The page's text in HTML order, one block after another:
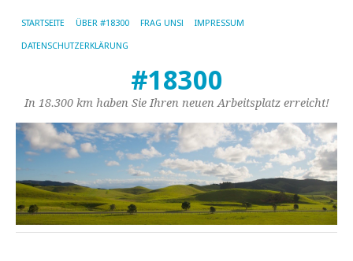
STARTSEITE ÜBER #18300 FRAG UNS! IMPRESSUM
DATENSCHUTZERKLÄRUNG
#18300
In 18.300 km haben Sie Ihren neuen Arbeitsplatz erreicht!